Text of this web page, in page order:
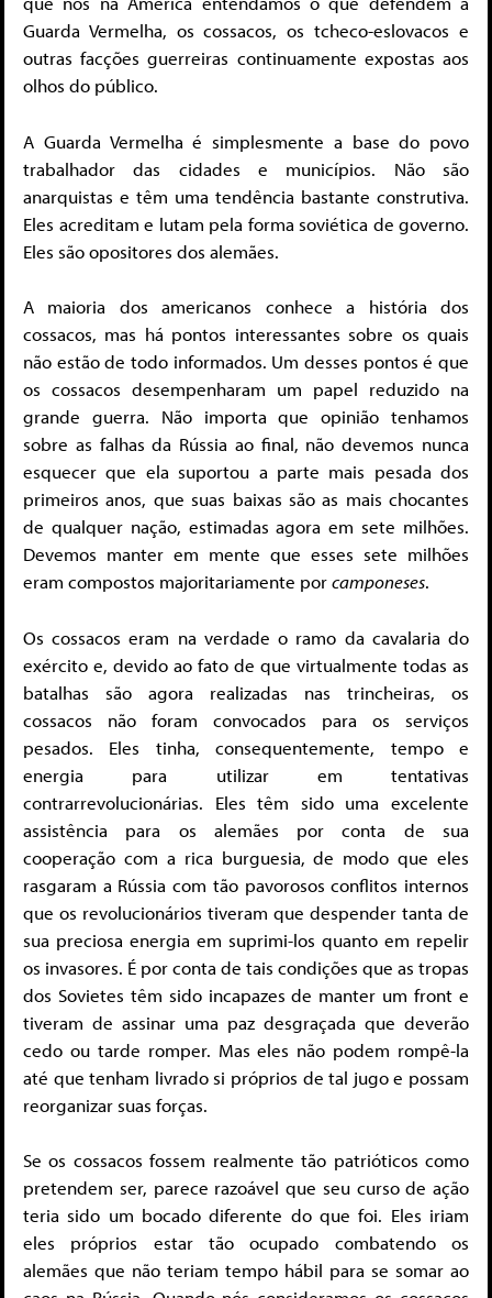
Guarda Vermelha, os cossacos, os tcheco-eslovacos e
outras facções guerreiras continuamente expostas aos
olhos do público.
A Guarda Vermelha é simplesmente a base do povo
trabalhador das cidades e municípios. Não são
anarquistas e têm uma tendência bastante construtiva.
Eles acreditam e lutam pela forma soviética de governo.
Eles são opositores dos alemães.
A maioria dos americanos conhece a história dos
cossacos, mas há pontos interessantes sobre os quais
não estão de todo informados. Um desses pontos é que
os cossacos desempenharam um papel reduzido na
grande guerra. Não importa que opinião tenhamos
sobre as falhas da Rússia ao final, não devemos nunca
esquecer que ela suportou a parte mais pesada dos
primeiros anos, que suas baixas são as mais chocantes
de qualquer nação, estimadas agora em sete milhões.
Devemos manter em mente que esses sete milhões
eram compostos majoritariamente porcamponeses.
Os cossacos eram na verdade o ramo da cavalaria do
exército e, devido ao fato de que virtualmente todas as
batalhas são agora realizadas nas trincheiras, os
cossacos não foram convocados para os serviços
pesados. Eles tinha, consequentemente, tempo e
energia para utilizar em tentativas
contrarrevolucionárias. Eles têm sido uma excelente
assistência para os alemães por conta de sua
cooperação com a rica burguesia, de modo que eles
rasgaram a Rússia com tão pavorosos conflitos internos
que os revolucionários tiveram que despender tanta de
sua preciosa energia em suprimi-los quanto em repelir
os invasores. É por conta de tais condições que as tropas
dos Sovietes têm sido incapazes de manter um front e
tiveram de assinar uma paz desgraçada que deverão
cedo ou tarde romper. Mas eles não podem rompê-la
até que tenham livrado si próprios de tal jugo e possam
reorganizar suas forças.
Se os cossacos fossem realmente tão patrióticos como
pretendem ser, parece razoável que seu curso de ação
teria sido um bocado diferente do que foi. Eles iriam
eles próprios estar tão ocupado combatendo os
alemães que não teriam tempo hábil para se somar ao